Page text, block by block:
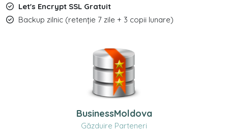
Let's Encrypt SSL Gratuit
Backup zilnic (retenție 7 zile + 3 copii lunare)
BusinessMoldova
Găzduire Parteneri